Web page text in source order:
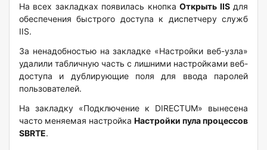
На всех закладках появилась кнопкаОткрыть IISдля
обеспечения быстрого доступа к диспетчеру служб
IIS.
За ненадобностью на закладке «Настройки веб-узла»
удалили табличную часть с лишними настройками веб-
доступа и дублирующие поля для ввода паролей
пользователей.
На закладку «Подключение к DIRECTUM» вынесена
часто меняемая настройка Настройки пула процессов
SBRTE.